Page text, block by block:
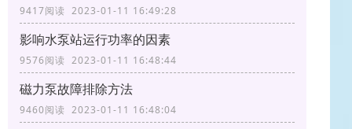
9417阅读 2023-01-11 16:49:28
影响水泵站运行功率的因素
9576阅读 2023-01-11 16:48:44
磁力泵故障排除方法
9460阅读 2023-01-11 16:48:04